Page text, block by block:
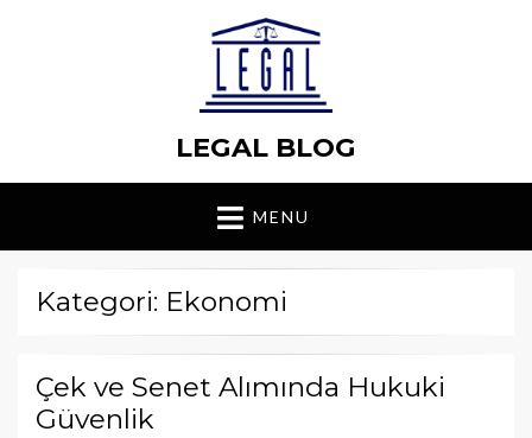
LEGAL BLOG
MENU
Kategori: Ekonomi
Çek ve Senet Alımında Hukuki
Güvenlik